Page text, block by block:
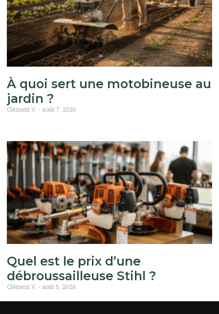
À quoi sert une motobineuse au
jardin ?
Clément V. août 7, 2026
Quel est le prix d’une
débroussailleuse Stihl ?
Clément V. août 5, 2026